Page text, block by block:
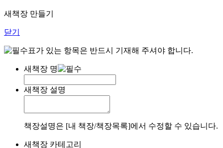
새책장 만들기
닫기
표가 있는 항목은 반드시 기재해 주셔야 합니다.
새책장 명
새책장 설명
책장설명은 [내 책장/책장목록]에서 수정할 수 있습니다.
새책장 카테고리